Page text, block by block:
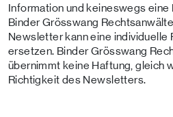
Information und keineswegs
Binder Grösswang
Newsletter kann eine individuelle
ersetzen. Binder Grösswang
übernimmt keine Haftung, gleich
Richtigkeit des Newsletters.